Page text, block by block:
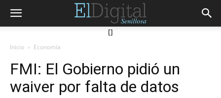
[]
Inicio Economía
FMI: El Gobierno pidió un
waiver por falta de datos